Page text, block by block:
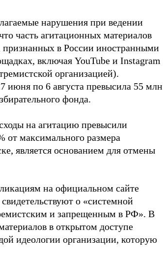
нарушения при ведении
часть агитационных материалов
признанных в России иностранными
включая YouTube и Instagram
организацией).
июня по 6 августа превысила 55 млн
фонда.
на агитацию превысили
от максимального размера
является основанием для отмены
на официальном сайте
о «системной
и запрещенным в РФ». В
в открытом доступе
идеологии организации, которую